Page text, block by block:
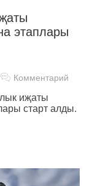
этаплары
Комментарий
иҗаты
старт алды.